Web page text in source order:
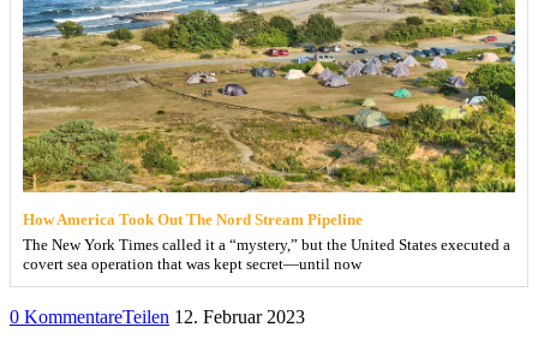
How America Took Out The Nord Stream Pipeline
The New York Times called it a “mystery,” but the United States executed a
covert sea operation that was kept secret—until now
0 KommentareTeilen 12. Februar 2023